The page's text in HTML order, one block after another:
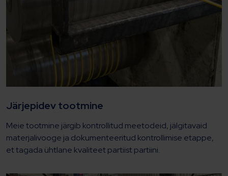
Järjepidev tootmine
Meie tootmine järgib kontrollitud meetodeid, jälgitavaid
materjalivooge ja dokumenteeritud kontrollimise etappe,
et tagada ühtlane kvaliteet partiist partiini.